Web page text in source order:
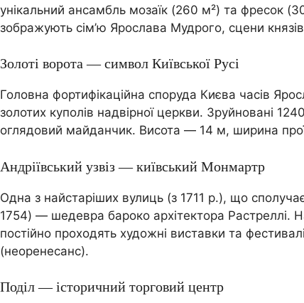
унікальний ансамбль мозаїк (260 м²) та фресок
зображують сім’ю Ярослава Мудрого, сцени
Золоті ворота — символ Київської Русі
Головна фортифікаційна споруда Києва часів
золотих куполів надвірної церкви. Зруйновані
оглядовий майданчик. Висота — 14 м, ширина
Андріївський узвіз — київський Монмартр
Одна з найстаріших вулиць (з 1711 р.), що
1754) — шедевра бароко архітектора Растреллі.
постійно проходять художні виставки та
(неоренесанс).
Поділ — історичний торговий центр